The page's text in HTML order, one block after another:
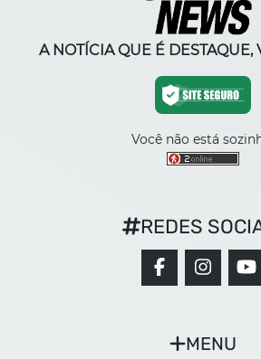
A NOTÍCIA QUE É DESTAQUE,
Você não está
MENU
REDES